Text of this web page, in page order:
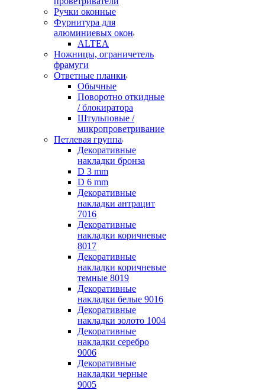
Ручки оконные
Фурнитура для
алюминиевых окон
ALTEA
Ножницы, ограничетель
фрамуги
Ответные планки
Обычные
Поворотно откидные
/ блокиратора
Штульповые /
микропроветривание
Петлевая группа
Декоративные
накладки бронза
D 3 mm
D 6 mm
Декоративные
накладки антрацит
7016
Декоративные
накладки коричневые
8017
Декоративные
накладки коричневые
темные 8019
Декоративные
накладки белые 9016
Декоративные
накладки золото 1004
Декоративные
накладки серебро
9006
Декоративные
накладки черные
9005